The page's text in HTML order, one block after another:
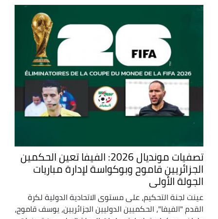
تصفيات مونديال 2026: الفيفا تعين الحكمين
الجزائريين قاموح وبوكواسة لإدارة مباريات
الجولة الأولى
عينت لجنة التحكيم، على مستوى الاتحادية الدولية لكرة
القدم "الفيفا"، الحكميين الدوليين الجزائريين، يوسف قاموح،